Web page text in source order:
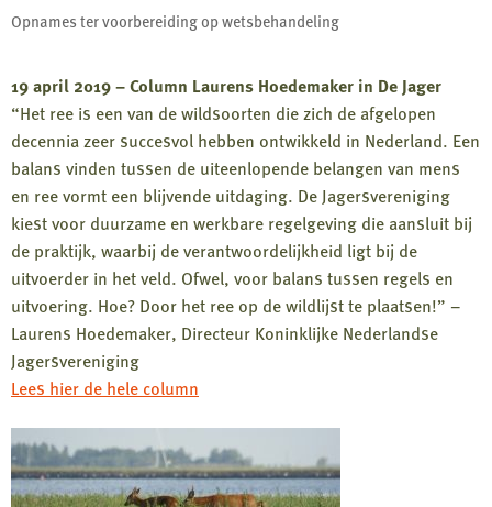
Opnames ter voorbereiding op wetsbehandeling
19 april 2019 – Column Laurens Hoedemaker in De Jager
“Het ree is een van de wildsoorten die zich de afgelopen
decennia zeer succesvol hebben ontwikkeld in Nederland. Een
balans vinden tussen de uiteenlopende belangen van mens
en ree vormt een blijvende uitdaging. De Jagersvereniging
kiest voor duurzame en werkbare regelgeving die aansluit bij
de praktijk, waarbij de verantwoordelijkheid ligt bij de
uitvoerder in het veld. Ofwel, voor balans tussen regels en
uitvoering. Hoe? Door het ree op de wildlijst te plaatsen!” –
Laurens Hoedemaker, Directeur Koninklijke Nederlandse
Jagersvereniging
Lees hier de hele column